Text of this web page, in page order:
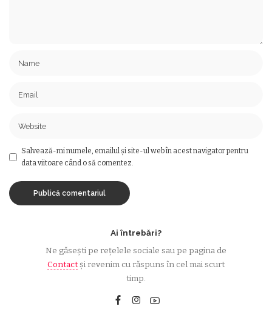
Salvează-mi numele, emailul și site-ul web în acest navigator pentru
data viitoare când o să comentez.
Ai întrebări?
Ne găsești pe rețelele sociale sau pe pagina de
Contactși revenim cu răspuns în cel mai scurt
timp.